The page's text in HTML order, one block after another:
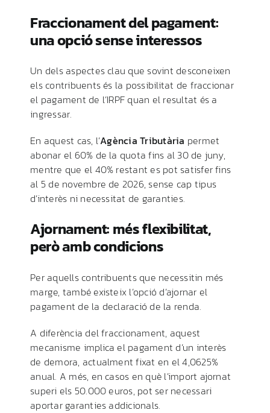
Fraccionament del pagament:
una opció sense interessos
Un dels aspectes clau que sovint desconeixen
els contribuents és la possibilitat de fraccionar
el pagament de l’IRPF quan el resultat és a
ingressar.
En aquest cas, l’Agència Tributària permet
abonar el 60% de la quota fins al 30 de juny,
mentre que el 40% restant es pot satisfer fins
al 5 de novembre de 2026, sense cap tipus
d’interès ni necessitat de garanties.
Ajornament: més flexibilitat,
però amb condicions
Per aquells contribuents que necessitin més
marge, també existeix l’opció d’ajornar el
pagament de la declaració de la renda.
A diferència del fraccionament, aquest
mecanisme implica el pagament d’un interès
de demora, actualment fixat en el 4,0625%
anual. A més, en casos en què l’import ajornat
superi els 50.000 euros, pot ser necessari
aportar garanties addicionals.